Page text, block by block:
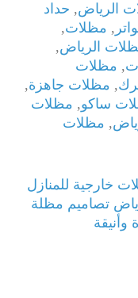
الرياض, حداد
, مظلات,
الرياض,
, مظلات
, مظلات جاهزة,
ساكو, مظلات
, مظلات
خارجية للمنازل
تصاميم مظلة
وأنيقة